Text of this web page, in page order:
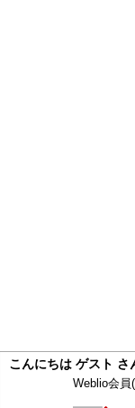
こんにちは ゲスト さ
Weblio会員